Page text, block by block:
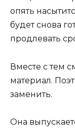
опять
будет снова
продлевать
Вместе с тем
материал.
заменить.
Она